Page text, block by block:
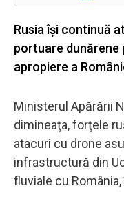
Rusia își continuă
portuare dunărene
apropiere a
Ministerul Apărării
dimineaţa, forţele
atacuri cu drone
infrastructură din
fluviale cu